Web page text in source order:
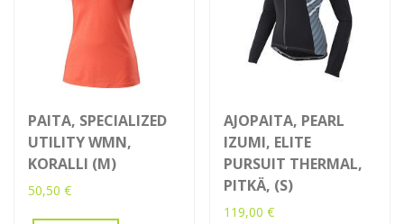
PAITA, SPECIALIZED
UTILITY WMN,
KORALLI (M)
50,50 €
AJOPAITA, PEARL
IZUMI, ELITE
PURSUIT THERMAL,
PITKÄ, (S)
119,00€